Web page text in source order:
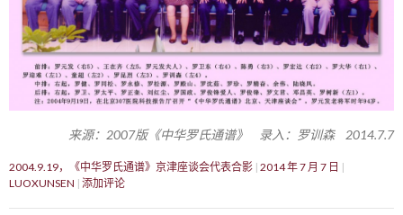
来源：2007版《中华罗氏通谱》 录入：罗训森 2014.7.7
2004.9.19，《中华罗氏通谱》京津座谈会代表合影 2014 年 7 月 7 日
LUOXUNSEN 添加评论